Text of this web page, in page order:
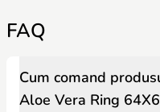
FAQ
Cum comand
Aloe Vera Ring